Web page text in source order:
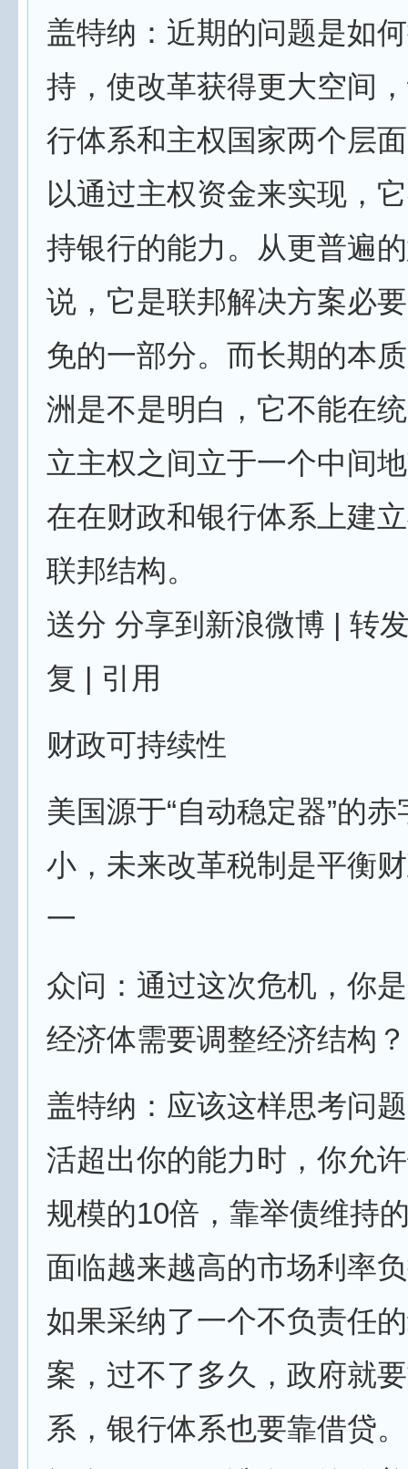
盖特纳：近期的问题是如
持，使改革获得更大空间
行体系和主权国家两个层
以通过主权资金来实现，
持银行的能力。从更普遍
说，它是联邦解决方案必
免的一部分。而长期的本
洲是不是明白，它不能在
立主权之间立于一个中间
在在财政和银行体系上建
联邦结构。
送分 分享到新浪微博 | 转
复 | 引用
财政可持续性
美国源于“自动稳定器”的
小，未来改革税制是平衡
一
众问：通过这次危机，你
经济体需要调整经济结构？
盖特纳：应该这样思考问
活超出你的能力时，你允
规模的10倍，靠举债维持
面临越来越高的市场利率
如果采纳了一个不负责任
案，过不了多久，政府就
系，银行体系也要靠借贷